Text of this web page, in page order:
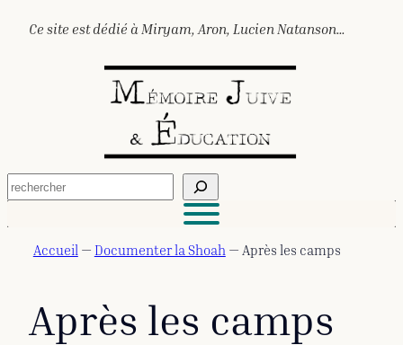
Ce site est dédié à Miryam, Aron, Lucien Natanson…
e
h
Accueil — Documenter la Shoah — Après les camps
Après les camps